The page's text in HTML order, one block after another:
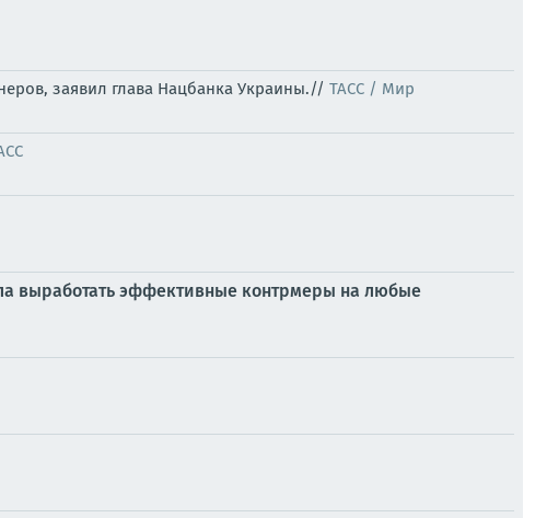
заявил глава Нацбанка Украины.// ТАСС / Мир
выработать эффективные контрмеры на любые